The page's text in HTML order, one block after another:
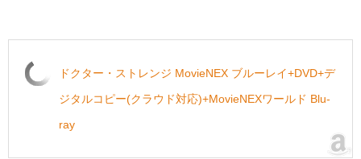
ドクター・ストレンジ MovieNEX ブルーレイ+DVD+デ
ジタルコピー(クラウド対応)+MovieNEXワールド Blu-
ray